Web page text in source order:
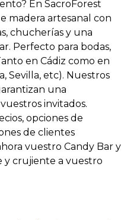
En SacroForest
madera artesanal con
chucherías y una
Perfecto para bodas,
en Cádiz como en
Sevilla, etc). Nuestros
una
invitados.
opciones de
de clientes
vuestro Candy Bar y
crujiente a vuestro